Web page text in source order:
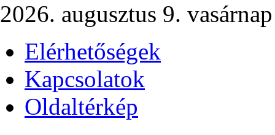
2026. augusztus 9. vasárnap
Elérhetőségek
Kapcsolatok
Oldaltérkép